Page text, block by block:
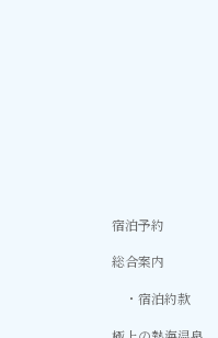
宿泊予約
総合案内
宿泊約款